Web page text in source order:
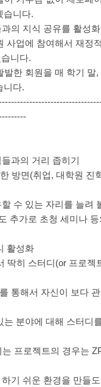
습니다.
의 지식 공유를 활성
사업에 참여해서 재정
니다.
발한 회원을 매 학기 말
니다.
과의 거리 좁히기
방면(취업, 대학원 진
수 있는 자리를 늘려
추가로 초청 세미나
활성화
딱히 스터디(or 프로젝
통해서 자신이 보다
분야에 대해 스터디
프로젝트의 경우는
기 쉬운 환경을 만들